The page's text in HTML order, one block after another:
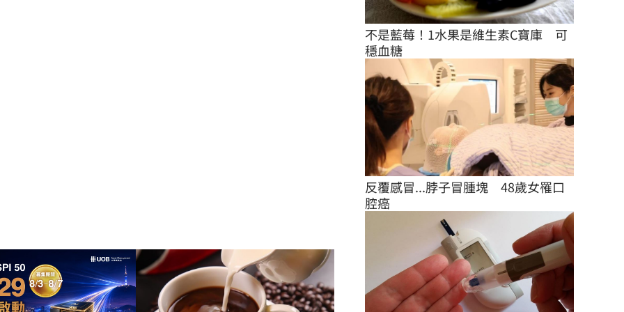
不是藍莓！1水果是維生素C寶庫　可
穩血糖
反覆感冒...脖子冒腫塊　48歲女罹口
腔癌